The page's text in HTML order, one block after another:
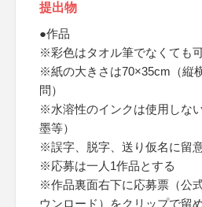
提出物
●作品
※彩色はタオル筆でなくても
※紙の大きさは70×35cm（縦
問）
※水溶性のインクは使用しな
墨等）
※誤字、脱字、送り仮名に留
※応募は一人1作品とする
※作品裏面右下に応募票（公
ウンロード）をクリップで留